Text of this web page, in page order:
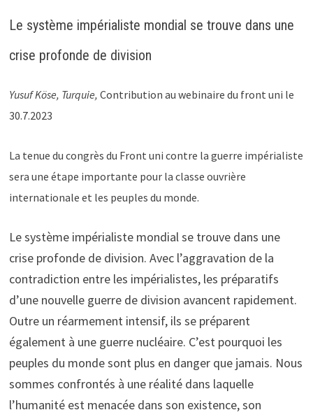
Le système impérialiste mondial se trouve dans une
crise profonde de division
Yusuf Köse, Turquie, Contribution au webinaire du front uni le
30.7.2023
La tenue du congrès du Front uni contre la guerre impérialiste
sera une étape importante pour la classe ouvrière
internationale et les peuples du monde.
Le système impérialiste mondial se trouve dans une
crise profonde de division. Avec l’aggravation de la
contradiction entre les impérialistes, les préparatifs
d’une nouvelle guerre de division avancent rapidement.
Outre un réarmement intensif, ils se préparent
également à une guerre nucléaire. C’est pourquoi les
peuples du monde sont plus en danger que jamais. Nous
sommes confrontés à une réalité dans laquelle
l’humanité est menacée dans son existence, son